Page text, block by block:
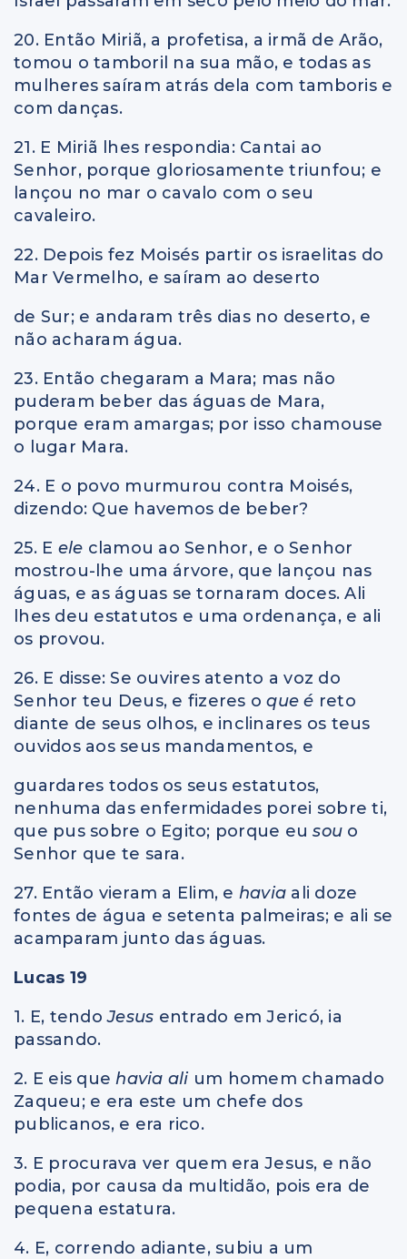
20. Então Miriã, a profetisa, a irmã de Arão,
tomou o tamboril na sua mão, e todas as
mulheres saíram atrás dela com tamboris e
com danças.
21. E Miriã lhes respondia: Cantai ao
Senhor, porque gloriosamente triunfou; e
lançou no mar o cavalo com o seu
cavaleiro.
22. Depois fez Moisés partir os israelitas do
Mar Vermelho, e saíram ao deserto
de Sur; e andaram três dias no deserto, e
não acharam água.
23. Então chegaram a Mara; mas não
puderam beber das águas de Mara,
porque eram amargas; por isso chamouse
o lugar Mara.
24. E o povo murmurou contra Moisés,
dizendo: Que havemos de beber?
25. E ele clamou ao Senhor, e o Senhor
mostrou-lhe uma árvore, que lançou nas
águas, e as águas se tornaram doces. Ali
lhes deu estatutos e uma ordenança, e ali
os provou.
26. E disse: Se ouvires atento a voz do
Senhor teu Deus, e fizeres oque é reto
diante de seus olhos, e inclinares os teus
ouvidos aos seus mandamentos, e
guardares todos os seus estatutos,
nenhuma das enfermidades porei sobre ti,
que pus sobre o Egito; porque eusou o
Senhor que te sara.
27. Então vieram a Elim, e havia ali doze
fontes de água e setenta palmeiras; e ali se
acamparam junto das águas.
Lucas 19
1. E, tendoJesus entrado em Jericó, ia
passando.
2. E eis quehavia ali um homem chamado
Zaqueu; e era este um chefe dos
publicanos, e era rico.
3. E procurava ver quem era Jesus, e não
podia, por causa da multidão, pois era de
pequena estatura.
4. E, correndo adiante, subiu a um